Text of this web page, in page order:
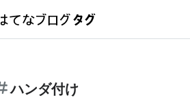
ハンダ付け